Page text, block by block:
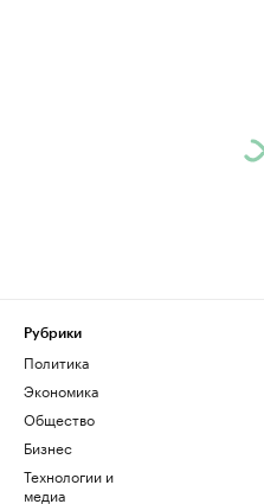
Рубрики
Политика
Экономика
Общество
Бизнес
Технологии и
медиа